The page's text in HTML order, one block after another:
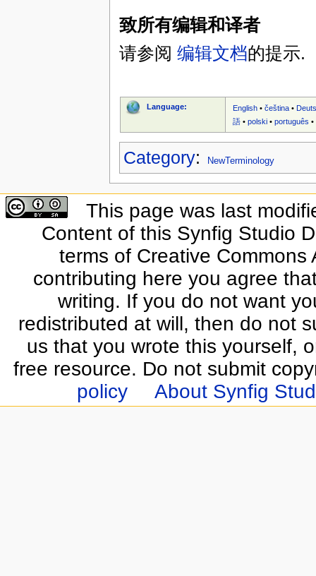
致所有编辑和译者
请参阅 编辑文档的提示.
Language: English •čeština •
語 •polski •português •
Category: NewTerminology
This page was last
Content of this Synfig Studio
terms of Creative
contributing here you agree
writing. If you do not want
redistributed at will, then do not
us that you wrote this yourself,
free resource. Do not submit
policy
About Synfig